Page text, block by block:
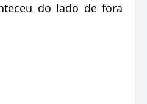
do lado de fora